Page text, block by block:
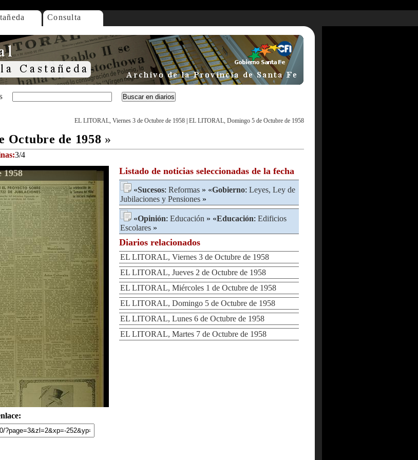
Consulta
EL LITORAL, Viernes 3 de Octubre de 1958 EL LITORAL, Domingo 5 de Octubre de 1958
Octubre de 1958 »
3/4
1958 Listado de noticias seleccionadas de la fecha
«Sucesos: Reformas » «Gobierno: Leyes, Ley de
Jubilaciones y Pensiones »
«Opinión: Educación » «Educación: Edificios
Escolares »
Diarios relacionados
EL LITORAL, Viernes 3 de Octubre de 1958
EL LITORAL, Jueves 2 de Octubre de 1958
EL LITORAL, Miércoles 1 de Octubre de 1958
EL LITORAL, Domingo 5 de Octubre de 1958
EL LITORAL, Lunes 6 de Octubre de 1958
EL LITORAL, Martes 7 de Octubre de 1958